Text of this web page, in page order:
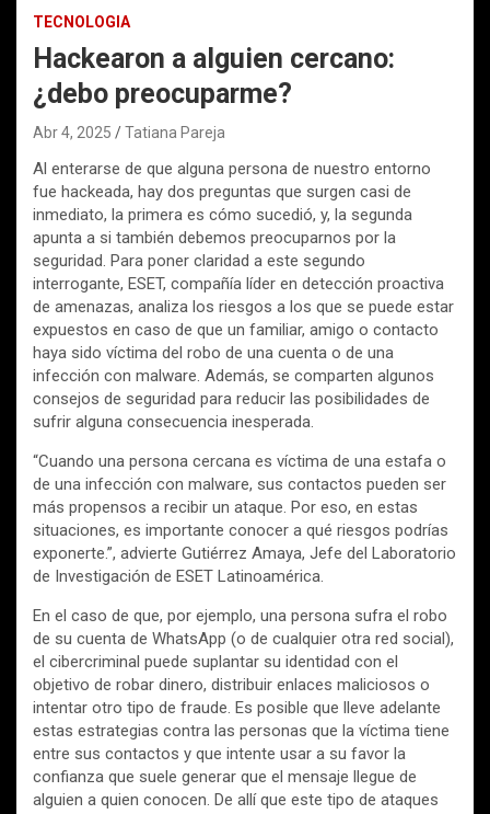
TECNOLOGIA
Hackearon a alguien cercano:
¿debo preocuparme?
Abr 4, 2025 Tatiana Pareja
Al enterarse de que alguna persona de nuestro entorno
fue hackeada, hay dos preguntas que surgen casi de
inmediato, la primera es cómo sucedió, y, la segunda
apunta a si también debemos preocuparnos por la
seguridad. Para poner claridad a este segundo
interrogante, ESET, compañía líder en detección proactiva
de amenazas, analiza los riesgos a los que se puede estar
expuestos en caso de que un familiar, amigo o contacto
haya sido víctima del robo de una cuenta o de una
infección con malware. Además, se comparten algunos
consejos de seguridad para reducir las posibilidades de
sufrir alguna consecuencia inesperada.
“Cuando una persona cercana es víctima de una estafa o
de una infección con malware, sus contactos pueden ser
más propensos a recibir un ataque. Por eso, en estas
situaciones, es importante conocer a qué riesgos podrías
exponerte.”, advierte Gutiérrez Amaya, Jefe del Laboratorio
de Investigación de ESET Latinoamérica.
En el caso de que, por ejemplo, una persona sufra el robo
de su cuenta de WhatsApp (o de cualquier otra red social),
el cibercriminal puede suplantar su identidad con el
objetivo de robar dinero, distribuir enlaces maliciosos o
intentar otro tipo de fraude. Es posible que lleve adelante
estas estrategias contra las personas que la víctima tiene
entre sus contactos y que intente usar a su favor la
confianza que suele generar que el mensaje llegue de
alguien a quien conocen. De allí que este tipo de ataques